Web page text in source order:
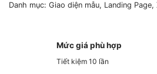
Danh mục: Giao diện mẫu, Landing Page,
Mức giá phù hợp
Tiết kiệm 10 lần